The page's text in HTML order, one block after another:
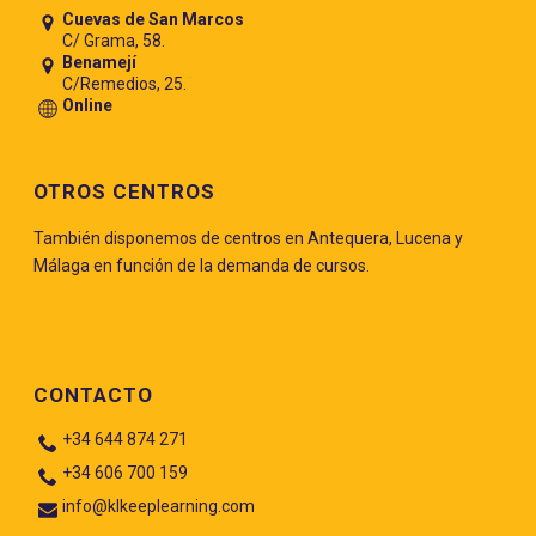
Cuevas de San Marcos
C/ Grama, 58.
Benamejí
C/Remedios, 25.
Online
OTROS CENTROS
También disponemos de centros en Antequera, Lucena y
Málaga en función de la demanda de cursos.
CONTACTO
+34 644 874 271
+34 606 700 159
info@klkeeplearning.com